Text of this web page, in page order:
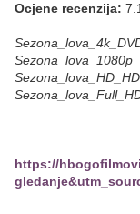
Ocjene recenzija:
https://